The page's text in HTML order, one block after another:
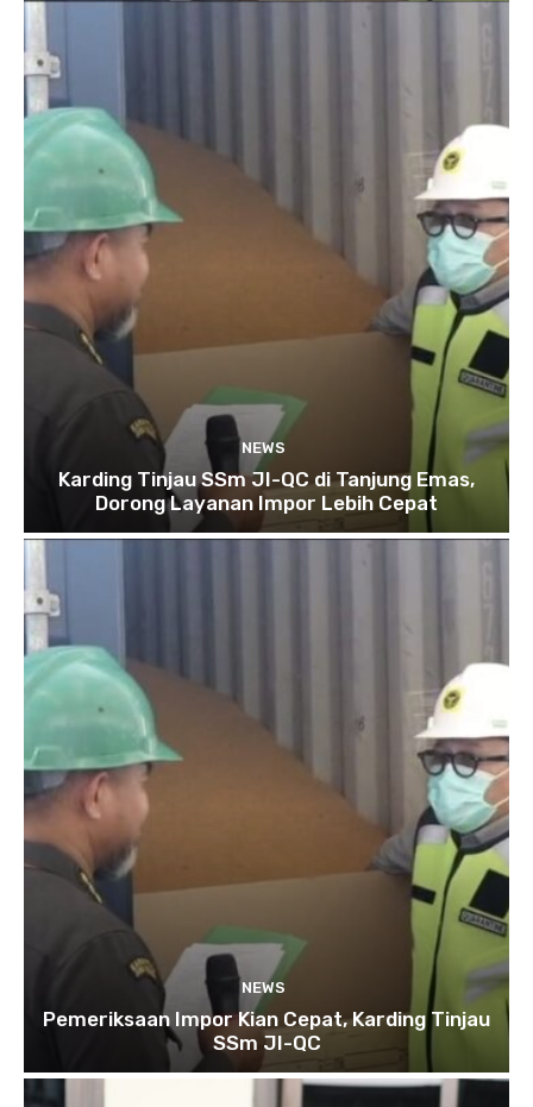
NEWS
Karding Tinjau SSm JI-QC di Tanjung Emas,
Dorong Layanan Impor Lebih Cepat
NEWS
Pemeriksaan Impor Kian Cepat, Karding Tinjau
SSm JI-QC